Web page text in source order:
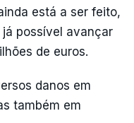
está a ser feito,
possível avançar
de euros.
danos em
também em